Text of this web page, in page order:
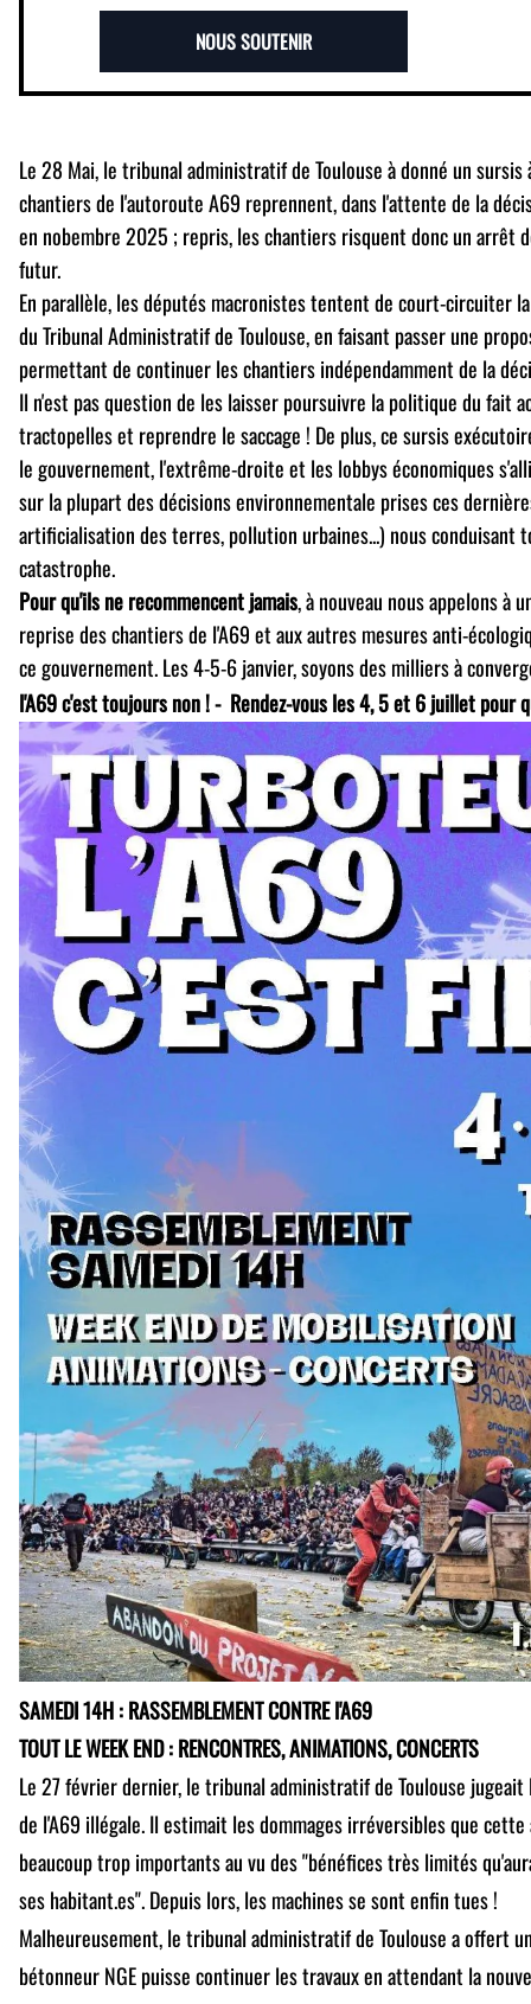
NOUS SOUTENIR
Le 28 Mai, le tribunal administratif de Toulouse à donné un
chantiers de l'autoroute A69 reprennent, dans l'attente de la
en nobembre 2025 ; repris, les chantiers risquent donc un arrêt
futur.
En parallèle, les députés macronistes tentent de court-circuiter
du Tribunal Administratif de Toulouse, en faisant passer une
permettant de continuer les chantiers indépendamment de la
Il n'est pas question de les laisser poursuivre la politique du fait
tractopelles et reprendre le saccage ! De plus, ce sursis
le gouvernement, l'extrême-droite et les lobbys économiques
sur la plupart des décisions environnementale prises ces
artificialisation des terres, pollution urbaines...) nous conduisant
catastrophe.
Pour qu'ils ne recommencent jamais, à nouveau nous appelons à
reprise des chantiers de l'A69 et aux autres mesures anti-
ce gouvernement. Les 4-5-6 janvier, soyons des milliers à
l'A69 c'est toujours non ! - Rendez-vous les 4, 5 et 6 juillet pour
SAMEDI 14H : RASSEMBLEMENT CONTRE l'A69
TOUT LE WEEK END : RENCONTRES, ANIMATIONS, CONCERTS
Le 27 février dernier, le tribunal administratif de Toulouse
de l'A69 illégale. Il estimait les dommages irréversibles que
beaucoup trop importants au vu des "bénéfices très limités
ses habitant.es". Depuis lors, les machines se sont enfin tues !
Malheureusement, le tribunal administratif de Toulouse a offert
bétonneur NGE puisse continuer les travaux en attendant la